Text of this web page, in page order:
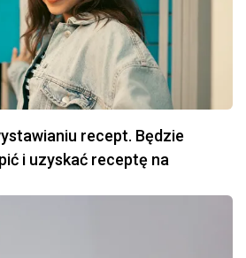
recept. Będzie
i uzyskać receptę na